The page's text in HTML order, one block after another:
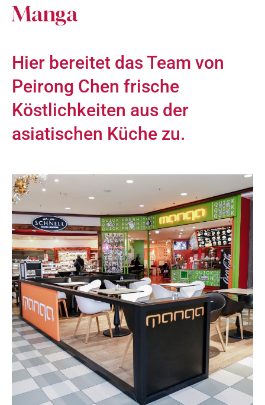
Manga
Hier bereitet das Team von
Peirong Chen frische
Köstlichkeiten aus der
asiatischen Küche zu.